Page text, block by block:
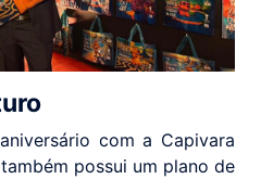
com a Capivara
possui um plano de